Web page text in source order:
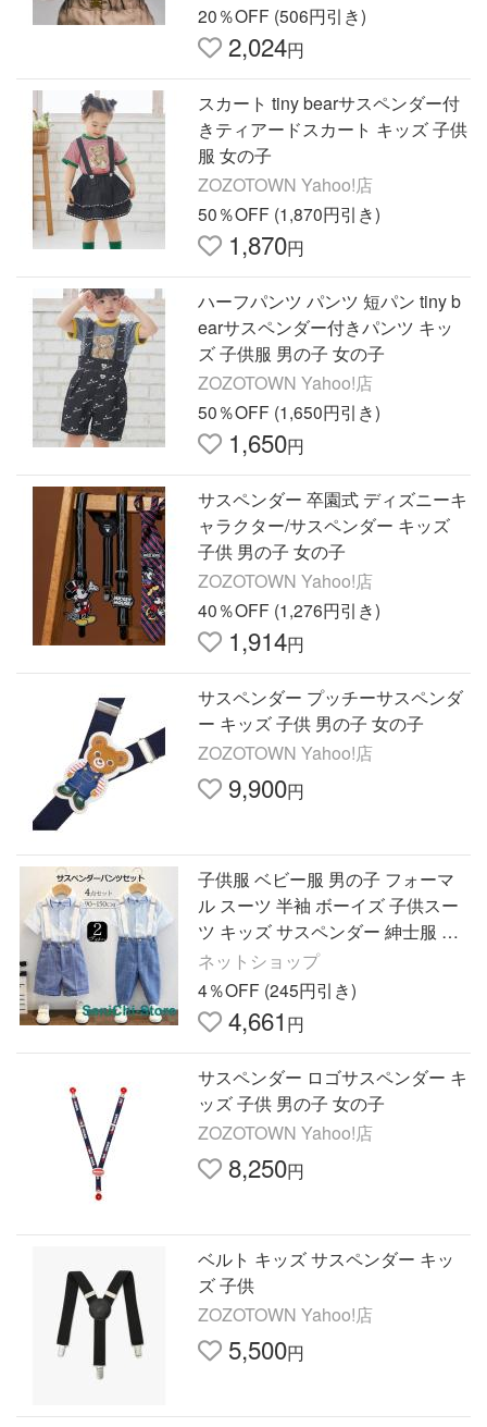
20％OFF (506円引き)
2,024円
スカート tiny bearサスペンダー付
きティアードスカート キッズ 子供
服 女の子
ZOZOTOWN Yahoo!店
50％OFF (1,870円引き)
1,870円
ハーフパンツ パンツ 短パン tiny b
earサスペンダー付きパンツ キッ
ズ 子供服 男の子 女の子
ZOZOTOWN Yahoo!店
50％OFF (1,650円引き)
1,650円
サスペンダー 卒園式 ディズニーキ
ャラクター/サスペンダー キッズ
子供 男の子 女の子
ZOZOTOWN Yahoo!店
40％OFF (1,276円引き)
1,914円
サスペンダー プッチーサスペンダ
ー キッズ 子供 男の子 女の子
ZOZOTOWN Yahoo!店
9,900円
子供服 ベビー服 男の子 フォーマ
ル スーツ 半袖 ボーイズ 子供スー
ツ キッズ サスペンダー 紳士服 結
婚式 七五三 初節句 発表会 90 100
110 120 130 140 150
ネットショップ
4％OFF (245円引き)
4,661 円
サスペンダー ロゴサスペンダー キ
ッズ 子供 男の子 女の子
ZOZOTOWN Yahoo!店
8,250円
ベルト キッズ サスペンダー キッ
ズ 子供
ZOZOTOWN Yahoo!店
5,500円